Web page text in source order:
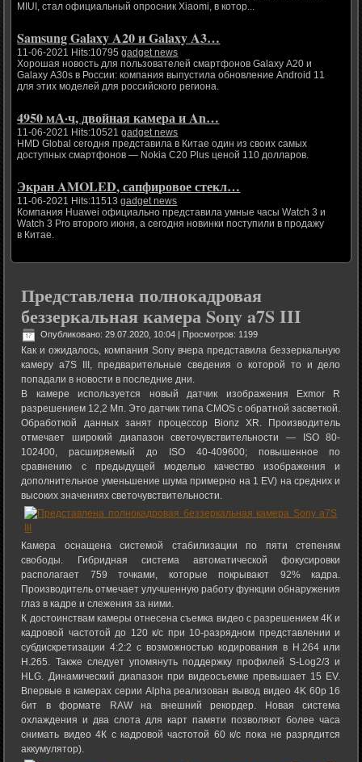
MIUI, стал официальный опросник Xiaomi, в котор...
Samsung Galaxy A20 и Galaxy A3…
11-06-2021 Hits:10795gadget news
Хорошая новость для пользователей смартфонов Galaxy A20 и
Galaxy A30s в России: компания выпустила обновление Android 11
для этих моделей для российского региона.
4950 мА·ч, двойная камера и An…
11-06-2021 Hits:10521gadget news
HMD Global сегодня представила в Китае один из своих самых
доступных смартфонов — Nokia C20 Plus ценой 110 долларов.
Экран AMOLED, сапфировое стекл…
11-06-2021 Hits:11513gadget news
Компания Huawei официально представила умные часы Watch 3 и
Watch 3 Pro второго июня, а сегодня новинки поступили в продажу
в Китае.
Представлена полнокадровая
беззеркальная камера Sony a7S III
Опубликовано: 29.07.2020, 10:04 | Просмотров: 1199
Как и ожидалось, компания Sony вчера представила беззеркальную
камеру a7S III, предварительные сведения о которой то и дело
попадали в новости в последние дни.
В камере используется новый датчик изображения Exmor R
разрешением 12,2 Мп. Это датчик типа CMOS с обратной засветкой.
Обработкой данных занят процессор Bionz XR. Производитель
отмечает широкий диапазон светочувствительности — ISO 80-
102400, расширяемый до ISO 40-409600; повышенное по
сравнению с предыдущей моделью качество изображения и
дополнительное уменьшение шума примерно на 1 EV) на средних и
высоких значениях светочувствительности.
Камера оснащена системой стабилизации по пяти степеням
свободы. Гибридная система автоматической фокусировки
располагает 759 точками, которые покрывают 92% кадра.
Производитель отмечает улучшенную работу функции обнаружения
глаз в кадре и слежения за ними.
К достоинствам камеры отнесена съемка видео с разрешением 4К и
кадровой частотой до 120 к/с при 10-разрядном представлении и
субдискретизации 4:2:2 с возможностью кодирования в H.264 или
H.265. Также следует упомянуть поддержку профилей S-Log2/3 и
HLG. Динамический диапазон при видеосъемке превышает 15 EV.
Впервые в камерах серии Alpha реализован вывод видео 4K 60p 16
бит в формате RAW на внешний рекордер. Новая система
охлаждения и два слота для карт памяти позволяют более часа
снимать видео 4К с кадровой частотой 60 к/с пока не разрядится
аккумулятор).